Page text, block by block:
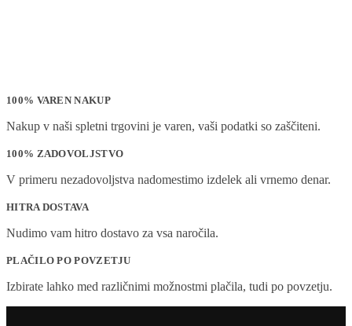
100% VAREN NAKUP
Nakup v naši spletni trgovini je varen, vaši podatki so zaščiteni.
100% ZADOVOLJSTVO
V primeru nezadovoljstva nadomestimo izdelek ali vrnemo denar.
HITRA DOSTAVA
Nudimo vam hitro dostavo za vsa naročila.
PLAČILO PO POVZETJU
Izbirate lahko med različnimi možnostmi plačila, tudi po povzetju.